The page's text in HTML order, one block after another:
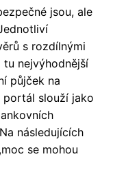
jsou, ale
s rozdílnými
nejvýhodnější
půjček na
portál slouží jako
následujících
se mohou